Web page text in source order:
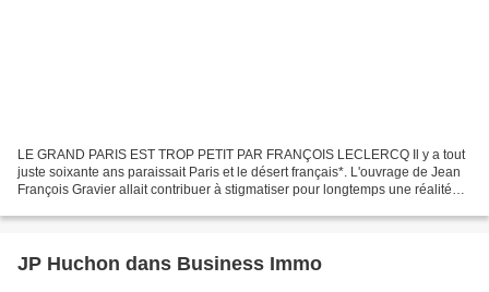
LE GRAND PARIS EST TROP PETIT PAR FRANÇOIS LECLERCQ Il y a tout
juste soixante ans paraissait Paris et le désert français*. L'ouvrage de Jean
François Gravier allait contribuer à stigmatiser pour longtemps une réalité
JP Huchon dans Business Immo